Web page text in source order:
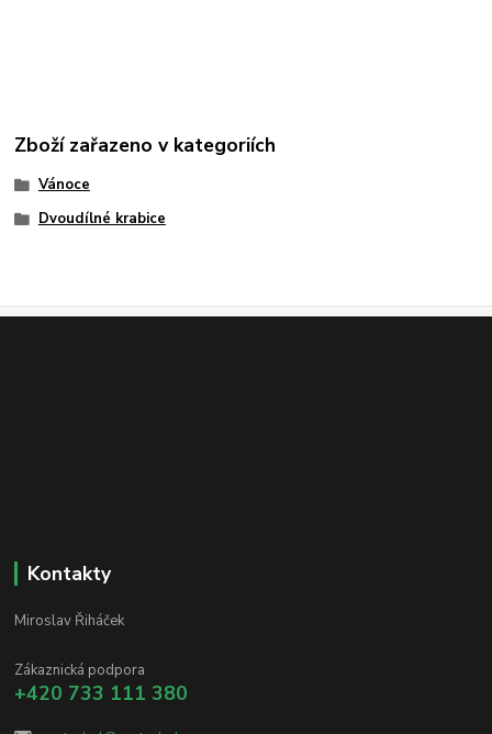
Zboží zařazeno v kategoriích
Vánoce
Dvoudílné krabice
Kontakty
Miroslav Řiháček
Zákaznická podpora
+420 733 111 380